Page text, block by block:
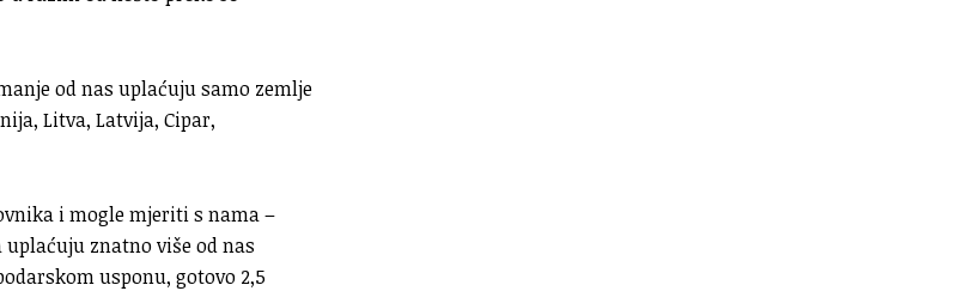
od nas uplaćuju samo zemlje
Litva, Latvija, Cipar,
i mogle mjeriti s nama –
znatno više od nas
usponu, gotovo 2,5